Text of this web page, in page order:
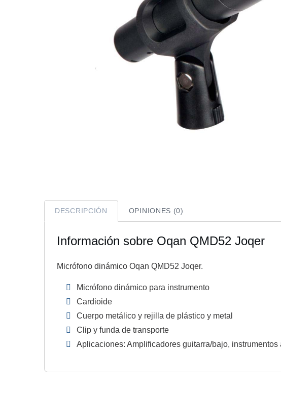
DESCRIPCIÓN OPINIONES (0)
Información sobre Oqan QMD52 Joqer
Micrófono dinámico Oqan QMD52 Joqer.
Micrófono dinámico para instrumento
Cardioide
Cuerpo metálico y rejilla de plástico y metal
Clip y funda de transporte
Aplicaciones: Amplificadores guitarra/bajo, instrumentos